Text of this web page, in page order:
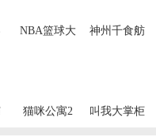
NBA篮球大
神州千食舫
猫咪公寓2 叫我大掌柜